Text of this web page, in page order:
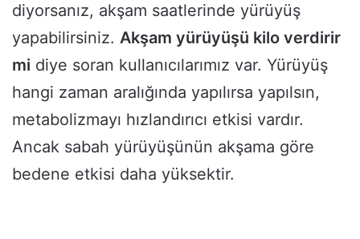
diyorsanız, akşam saatlerinde yürüyüş
yapabilirsiniz. Akşam yürüyüşü kilo verdirir
mi diye soran kullanıcılarımız var. Yürüyüş
hangi zaman aralığında yapılırsa yapılsın,
metabolizmayı hızlandırıcı etkisi vardır.
Ancak sabah yürüyüşünün akşama göre
bedene etkisi daha yüksektir.